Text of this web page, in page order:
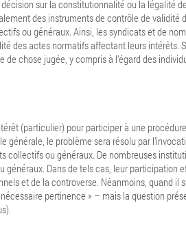
sur la constitutionnalité ou la légalité
des instruments de contrôle de validité
ou généraux. Ainsi, les syndicats et de
des actes normatifs affectant leurs intérêts.
chose jugée, y compris à l’égard des
(particulier) pour participer à une
générale, le problème sera résolu par
collectifs ou généraux. De nombreuses
généraux. Dans de tels cas, leur participation
et de la controverse. Néanmoins, quand il
pertinence » – mais la question